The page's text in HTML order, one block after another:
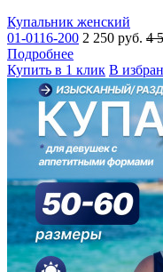
Купальник женский
01-0116-200 2 250 руб. 4
Подробнее
Купить в 1 клик В